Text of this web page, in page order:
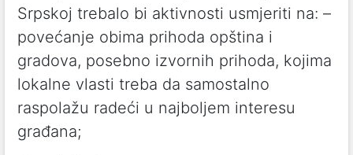
Srpskoj trebalo bi aktivnosti usmjeriti na: –
povećanje obima prihoda opština i
gradova, posebno izvornih prihoda, kojima
lokalne vlasti treba da samostalno
raspolažu radeći u najboljem interesu
građana;